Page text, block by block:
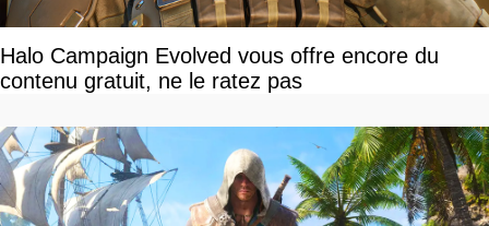
Halo Campaign Evolved vous offre encore du
contenu gratuit, ne le ratez pas